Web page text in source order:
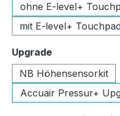
ohne E-level+
mit E-level+
Upgradeauswählen
NB Höhensensorkit
Accuair Pressur+